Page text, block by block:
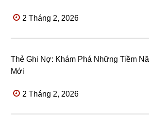
2 Tháng 2, 2026
Thẻ Ghi Nợ: Khám Phá Những Tiềm
Mới
2 Tháng 2, 2026